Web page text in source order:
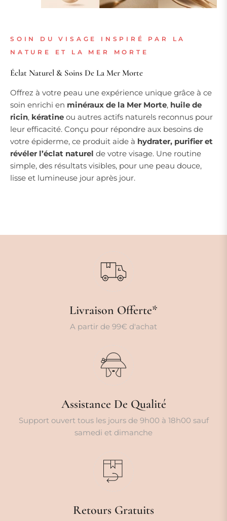
SOIN DU VISAGE INSPIRÉ PAR LA
NATURE ET LA MER MORTE
Éclat Naturel & Soins De La Mer Morte
Offrez à votre peau une expérience unique grâce à ce
soin enrichi en minéraux de la Mer Morte, huile de
ricin, kératine ou autres actifs naturels reconnus pour
leur efficacité. Conçu pour répondre aux besoins de
votre épiderme, ce produit aide à hydrater, purifier et
révéler l’éclat naturel de votre visage. Une routine
simple, des résultats visibles, pour une peau douce,
lisse et lumineuse jour après jour.
Livraison Offerte*
A partir de 99€ d'achat
Assistance De Qualité
Support ouvert tous les jours de 9h00 à 18h00 sauf
samedi et dimanche
Retours Gratuits